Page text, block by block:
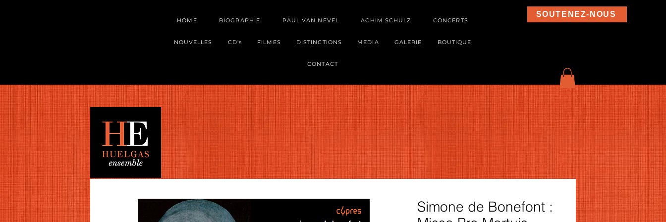
HOME BIOGRAPHIE PAUL VAN NEVEL ACHIM SCHULZ CONCERTS
NOUVELLES CD's FILMES DISTINCTIONS MEDIA GALERIE BOUTIQUE
CONTACT
SOUTENEZ-NOUS
Simone de Bonefont :